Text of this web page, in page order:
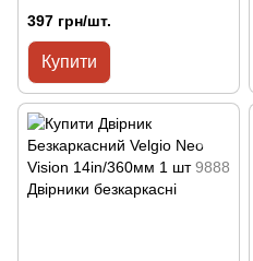
397 грн/шт.
Купити